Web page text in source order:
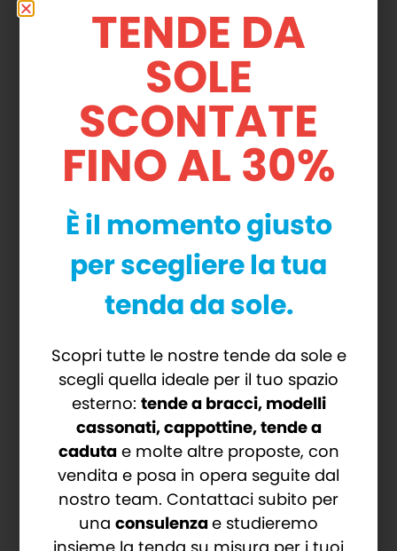
all’App per dispositivi mobili
Grande varietà di optional, fra cui il kit
con nebulizzatore rinfrescante e il
pacchetto musica
PRINCIPALI
CARATTERISTICHE
TECNICHE
Moduli affiancabili senza limitazione
Rotazione delle lamelle fino a 135°
Alte performance di resistenza al
vento e al carico neve
Integrabile con i sistemi di domotica
presenti nell’abitazione
Illuminazione con luci led nella
struttura
TENDE DA
SOLE
SCONTATE
FINO AL 30%
È il momento giusto
per scegliere la tua
tenda da sole.
Scopri tutte le nostre tende da sole e
scegli quella ideale per il tuo spazio
esterno: tende a bracci, modelli
cassonati, cappottine, tende a
cadutae molte altre proposte, con
vendita e posa in opera seguite dal
nostro team. Contattaci subito per
una consulenzae studieremo
insieme la tenda su misura per i tuoi